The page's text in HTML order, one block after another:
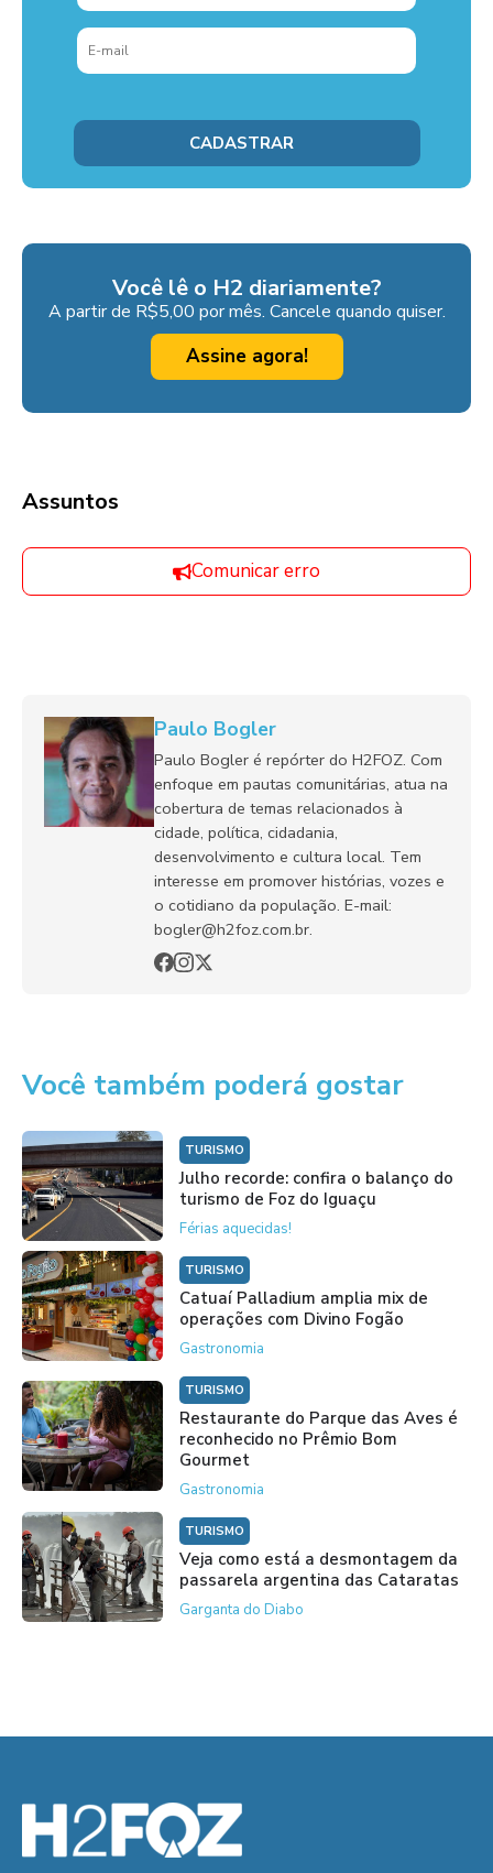
Você lê o H2 diariamente?
A partir de R$5,00 por mês. Cancele quando quiser.
Assine agora!
Assuntos
Comunicar erro
Paulo Bogler
Paulo Bogler é repórter do H2FOZ. Com
enfoque em pautas comunitárias, atua na
cobertura de temas relacionados à
cidade, política, cidadania,
desenvolvimento e cultura local. Tem
interesse em promover histórias, vozes e
o cotidiano da população. E-mail:
bogler@h2foz.com.br.
Você também poderá gostar
TURISMO
Julho recorde: confira o balanço do
turismo de Foz do Iguaçu
Férias aquecidas!
TURISMO
Catuaí Palladium amplia mix de
operações com Divino Fogão
Gastronomia
TURISMO
Restaurante do Parque das Aves é
reconhecido no Prêmio Bom
Gourmet
Gastronomia
TURISMO
Veja como está a desmontagem da
passarela argentina das Cataratas
Garganta do Diabo